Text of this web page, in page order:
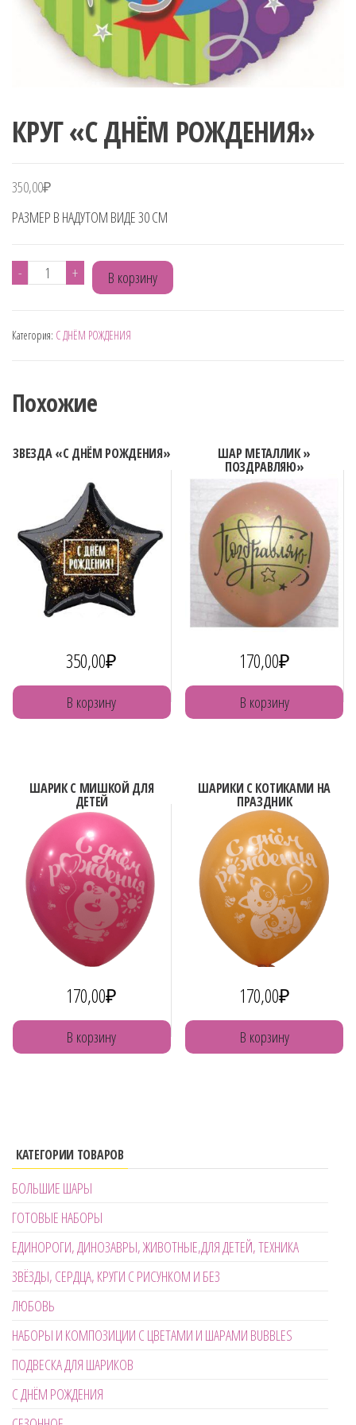
КРУГ «С ДНЁМ РОЖДЕНИЯ»
350,00₽
РАЗМЕР В НАДУТОМ ВИДЕ 30 СМ
-
Количество
"С
+ В корзину
Категория: С ДНЁМ РОЖДЕНИЯ
Похожие
ЗВЕЗДА «С ДНЁМ РОЖДЕНИЯ»
350,00₽
В корзину
ШАР МЕТАЛЛИК »
ПОЗДРАВЛЯЮ»
170,00₽
В корзину
ШАРИК С МИШКОЙ ДЛЯ
ДЕТЕЙ
170,00₽
В корзину
ШАРИКИ С КОТИКАМИ НА
ПРАЗДНИК
170,00₽
В корзину
КАТЕГОРИИ ТОВАРОВ
БОЛЬШИЕ ШАРЫ
ГОТОВЫЕ НАБОРЫ
ЕДИНОРОГИ, ДИНОЗАВРЫ, ЖИВОТНЫЕ,ДЛЯ ДЕТЕЙ, ТЕХНИКА
ЗВЁЗДЫ, СЕРДЦА, КРУГИ С РИСУНКОМ И БЕЗ
ЛЮБОВЬ
НАБОРЫ И КОМПОЗИЦИИ С ЦВЕТАМИ И ШАРАМИ BUBBLES
ПОДВЕСКА ДЛЯ ШАРИКОВ
С ДНЁМ РОЖДЕНИЯ